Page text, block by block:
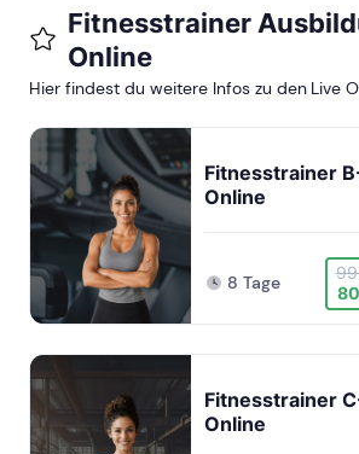
Fitnesstrainer
Online
Hier findest du weitere Infos zu den Live
Fitnesstrainer
Online
8 Tage
Fitnesstrainer
Online